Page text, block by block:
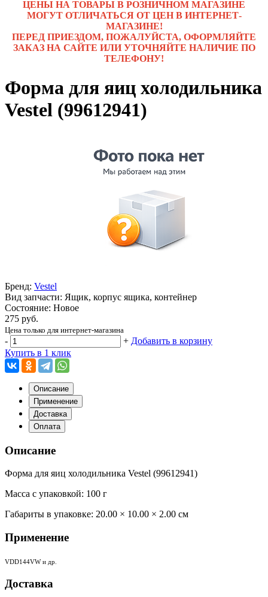
ЦЕНЫ НА ТОВАРЫ В РОЗНИЧНОМ МАГАЗИНЕ
МОГУТ ОТЛИЧАТЬСЯ ОТ ЦЕН В ИНТЕРНЕТ-
МАГАЗИНЕ!
ПЕРЕД ПРИЕЗДОМ, ПОЖАЛУЙСТА, ОФОРМЛЯЙТЕ
ЗАКАЗ НА САЙТЕ ИЛИ УТОЧНЯЙТЕ НАЛИЧИЕ ПО
ТЕЛЕФОНУ!
Форма для яиц холодильника
Vestel (99612941)
Бренд: Vestel
Вид запчасти: Ящик, корпус ящика, контейнер
Состояние: Новое
275 руб.
Цена только для интернет-магазина
- + Добавить в корзину
Купить в 1 клик
Описание
Применение
Доставка
Оплата
Описание
Форма для яиц холодильника Vestel (99612941)
Масса с упаковкой: 100 г
Габариты в упаковке: 20.00 × 10.00 × 2.00 см
Применение
VDD144VW и др.
Доставка